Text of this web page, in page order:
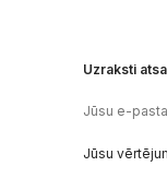
Uzraksti
Jūsu e-
Jūsu